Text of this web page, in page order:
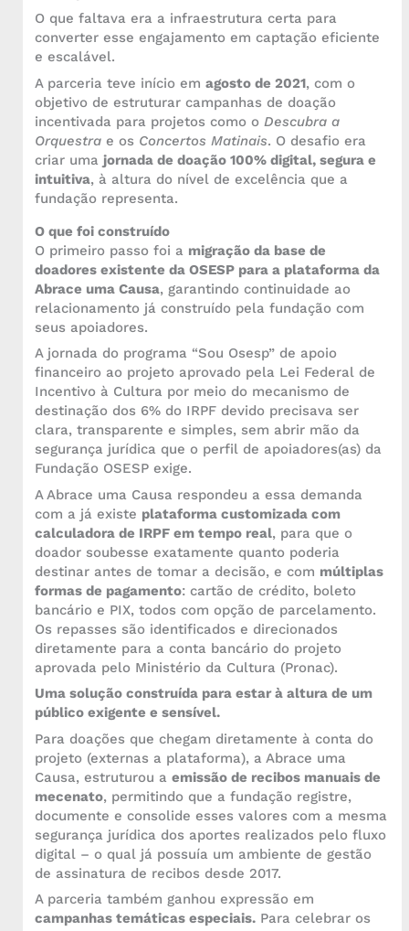
O que faltava era a infraestrutura certa para
converter esse engajamento em captação eficiente
e escalável.
A parceria teve início em agosto de 2021, com o
objetivo de estruturar campanhas de doação
incentivada para projetos como o Descubra a
Orquestrae os Concertos Matinais. O desafio era
criar uma jornada de doação 100% digital, segura e
intuitiva, à altura do nível de excelência que a
fundação representa.
O que foi construído
O primeiro passo foi a migração da base de
doadores existente da OSESP para a plataforma da
Abrace uma Causa, garantindo continuidade ao
relacionamento já construído pela fundação com
seus apoiadores.
A jornada do programa “Sou Osesp” de apoio
financeiro ao projeto aprovado pela Lei Federal de
Incentivo à Cultura por meio do mecanismo de
destinação dos 6% do IRPF devido precisava ser
clara, transparente e simples, sem abrir mão da
segurança jurídica que o perfil de apoiadores(as) da
Fundação OSESP exige.
A Abrace uma Causa respondeu a essa demanda
com a já existe plataforma customizada com
calculadora de IRPF em tempo real, para que o
doador soubesse exatamente quanto poderia
destinar antes de tomar a decisão, e com múltiplas
formas de pagamento: cartão de crédito, boleto
bancário e PIX, todos com opção de parcelamento.
Os repasses são identificados e direcionados
diretamente para a conta bancário do projeto
aprovada pelo Ministério da Cultura (Pronac).
Uma solução construída para estar à altura de um
público exigente e sensível.
Para doações que chegam diretamente à conta do
projeto (externas a plataforma), a Abrace uma
Causa, estruturou a emissão de recibos manuais de
mecenato, permitindo que a fundação registre,
documente e consolide esses valores com a mesma
segurança jurídica dos aportes realizados pelo fluxo
digital – o qual já possuía um ambiente de gestão
de assinatura de recibos desde 2017.
A parceria também ganhou expressão em
campanhas temáticas especiais.Para celebrar os